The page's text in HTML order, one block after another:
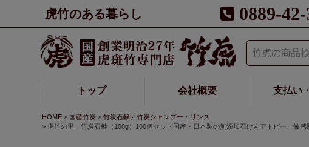
虎竹のある暮らし 0889-
トップ 会社概要 支払い
HOME 国産竹炭
竹炭石鹸／竹炭シャンプー・リンス
虎竹の里 竹炭石鹸（100g）100個セット国産・日本製の無添加石けんアトピー、敏